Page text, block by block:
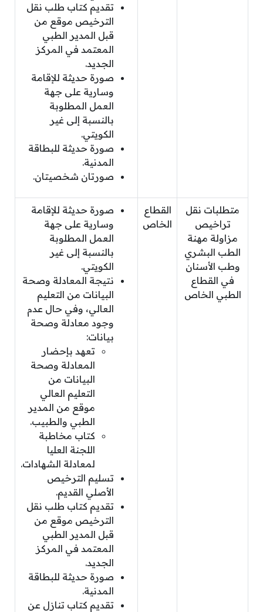
تقديم كتاب طلب نقل
الترخيص موقع من
قبل المدير الطبي
المعتمد في المركز
الجديد.
صورة حديثة للإقامة
وسارية على جهة
العمل المطلوبة
بالنسبة إلى غير
الكويتي.
صورة حديثة للبطاقة
المدنية.
صورتان شخصيتان.
متطلبات نقل
تراخيص
مزاولة مهنة
الطب البشري
وطب الأسنان
في القطاع
الطبي الخاص
القطاع
الخاص
صورة حديثة للإقامة
وسارية على جهة
العمل المطلوبة
بالنسبة إلى غير
الكويتي.
نتيجة المعادلة وصحة
البيانات من التعليم
العالي، وفي حال عدم
وجود معادلة وصحة
بيانات:
تعهد بإحضار
المعادلة وصحة
البيانات من
التعليم العالي
موقع من المدير
الطبي والطبيب.
كتاب مخاطبة
اللجنة العليا
لمعادلة الشهادات.
تسليم الترخيص
الأصلي القديم.
تقديم كتاب طلب نقل
الترخيص موقع من
قبل المدير الطبي
المعتمد في المركز
الجديد.
صورة حديثة للبطاقة
المدنية.
تقديم كتاب تنازل عن